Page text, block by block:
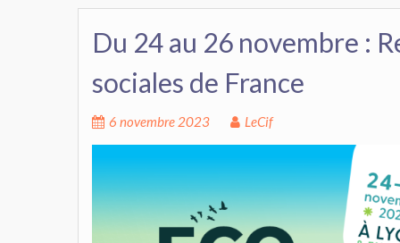
Du 24 au 26 novembre :
sociales de France
6 novembre 2023 LeCif